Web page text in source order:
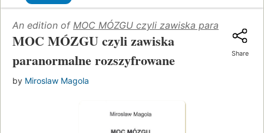
An edition of MOC MÓZGU czyli zawiska
MOC MÓZGU czyli zawiska
paranormalne rozszyfrowane
by Miroslaw Magola
Share